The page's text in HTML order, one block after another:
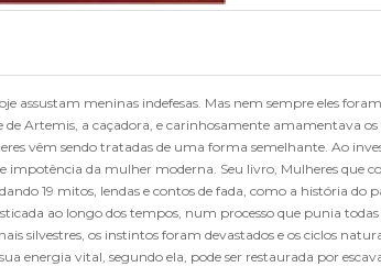
assustam meninas indefesas. Mas nem sempre eles
Artemis, a caçadora, e carinhosamente amamentava os
vêm sendo tratadas de uma forma semelhante. Ao
da mulher moderna. Seu livro, Mulheres que
19 mitos, lendas e contos de fada, como a história do
ao longo dos tempos, num processo que punia todas
silvestres, os instintos foram devastados e os ciclos
energia vital, segundo ela, pode ser restaurada por